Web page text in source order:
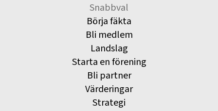
Snabbval
Börja fäkta
Bli medlem
Landslag
Starta en förening
Bli partner
Värderingar
Strategi